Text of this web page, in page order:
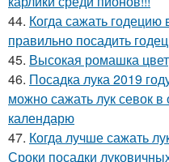
44. Когда сажать годецию
правильно посадить
45. Высокая ромашка
46. Посадка лука 2019
можно сажать лук севок
календарю
47. Когда лучше сажать
Сроки посадки